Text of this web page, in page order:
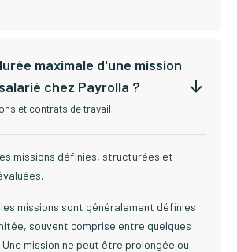
maximale d'une mission
chez Payrolla ?
et contrats de travail
missions définies, structurées et
missions sont généralement définies
souvent comprise entre quelques
mission ne peut être prolongée ou